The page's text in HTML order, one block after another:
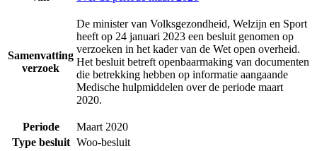
Samenvatting
verzoek
De minister van Volksgezondheid, Welzijn en Sport
heeft op 24 januari 2023 een besluit genomen op
verzoeken in het kader van de Wet open overheid.
Het besluit betreft openbaarmaking van documenten
die betrekking hebben op informatie aangaande
Medische hulpmiddelen over de periode maart
2020.
Periode
Maart 2020
Type besluit Woo-besluit